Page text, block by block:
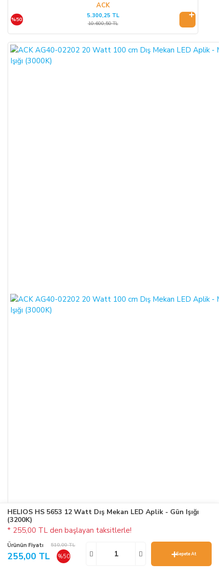
HELIOS HS 5653 12 Watt Dış Mekan LED Aplik - Gün Işığı
(3200K)
* 255,00 TL den başlayan taksitlerle!
Ürünün Fiyatı 510,00 TL
255,00 TL %50 Sepete At
ACK
%50
5.300,25 TL
10.600,50 TL